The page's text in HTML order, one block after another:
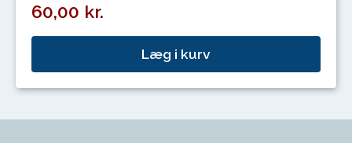
60,00 kr.
Læg i kurv